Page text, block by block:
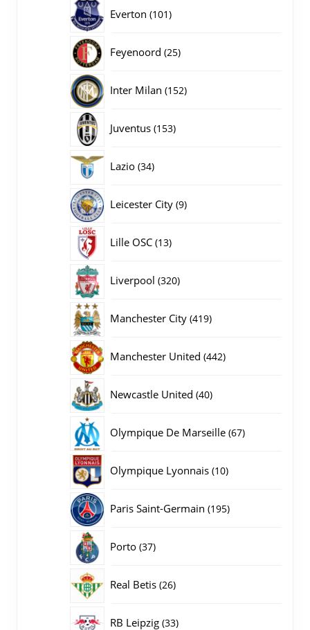
Everton 101101
Feyenoord 2525
Inter Milan 152152
Juventus 153153
Lazio 3434
Leicester City 99
Lille OSC 1313
Liverpool 320320
Manchester City 419419
Manchester United 442442
Newcastle United 4040
Olympique De Marseille 6767
Olympique Lyonnais 1010
Paris Saint-Germain 195195
Porto 3737
Real Betis 2626
RB Leipzig 3333